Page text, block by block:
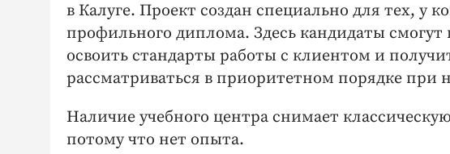
в Калуге. Проект создан специально для тех, у
профильного диплома. Здесь кандидаты
освоить стандарты работы с клиентом и
рассматриваться в приоритетном порядке при
Наличие учебного центра снимает
потому что нет опыта.